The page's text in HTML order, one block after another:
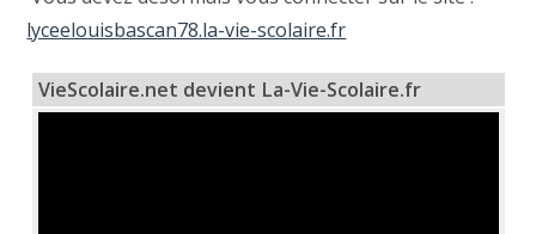
lyceelouisbascan78.la-vie-scolaire.fr
VieScolaire.net devient La-Vie-Scolaire.fr